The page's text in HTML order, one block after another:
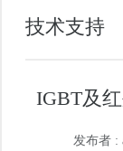
技术支持
IGBT及
发布者 :